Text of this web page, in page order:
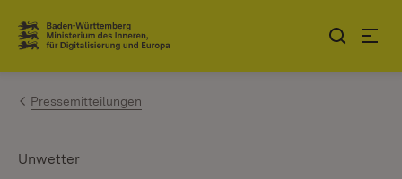
Zum Inhalt springen
Link zur Startseite
Pressemitteilungen
Unwetter